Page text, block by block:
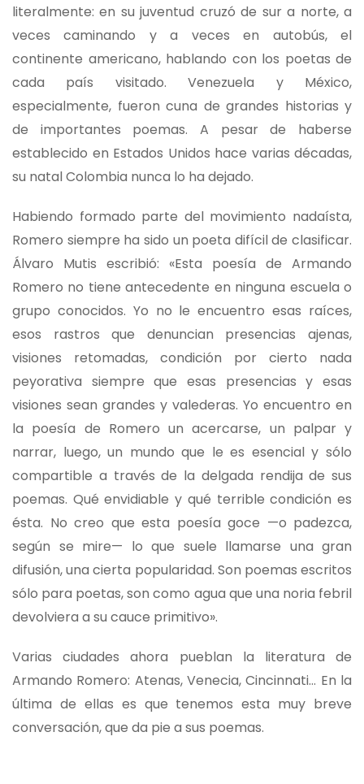
literalmente: en su juventud cruzó de sur a norte, a
veces caminando y a veces en autobús, el
continente americano, hablando con los poetas de
cada país visitado. Venezuela y México,
especialmente, fueron cuna de grandes historias y
de importantes poemas. A pesar de haberse
establecido en Estados Unidos hace varias décadas,
su natal Colombia nunca lo ha dejado.
Habiendo formado parte del movimiento nadaísta,
Romero siempre ha sido un poeta difícil de clasificar.
Álvaro Mutis escribió: «Esta poesía de Armando
Romero no tiene antecedente en ninguna escuela o
grupo conocidos. Yo no le encuentro esas raíces,
esos rastros que denuncian presencias ajenas,
visiones retomadas, condición por cierto nada
peyorativa siempre que esas presencias y esas
visiones sean grandes y valederas. Yo encuentro en
la poesía de Romero un acercarse, un palpar y
narrar, luego, un mundo que le es esencial y sólo
compartible a través de la delgada rendija de sus
poemas. Qué envidiable y qué terrible condición es
ésta. No creo que esta poesía goce —o padezca,
según se mire— lo que suele llamarse una gran
difusión, una cierta popularidad. Son poemas escritos
sólo para poetas, son como agua que una noria febril
devolviera a su cauce primitivo».
Varias ciudades ahora pueblan la literatura de
Armando Romero: Atenas, Venecia, Cincinnati… En la
última de ellas es que tenemos esta muy breve
conversación, que da pie a sus poemas.